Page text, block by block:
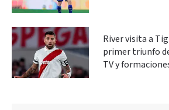
River visita a
primer triunfo
TV y